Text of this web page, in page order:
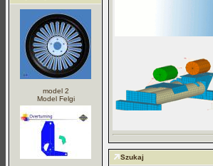
model 2
Model Felgi
Szukaj